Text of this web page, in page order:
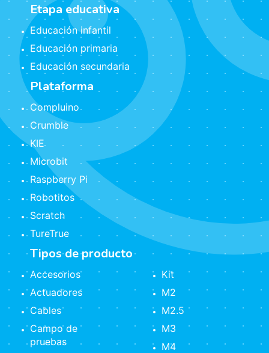
Etapa educativa
Educación infantil
Educación primaria
Educación secundaria
Plataforma
Compluino
Crumble
KIE
Microbit
Raspberry Pi
Robotitos
Scratch
TureTrue
Tipos de producto
Accesorios
Actuadores
Cables
Campo de
pruebas
Kit
M2
M2.5
M3
M4